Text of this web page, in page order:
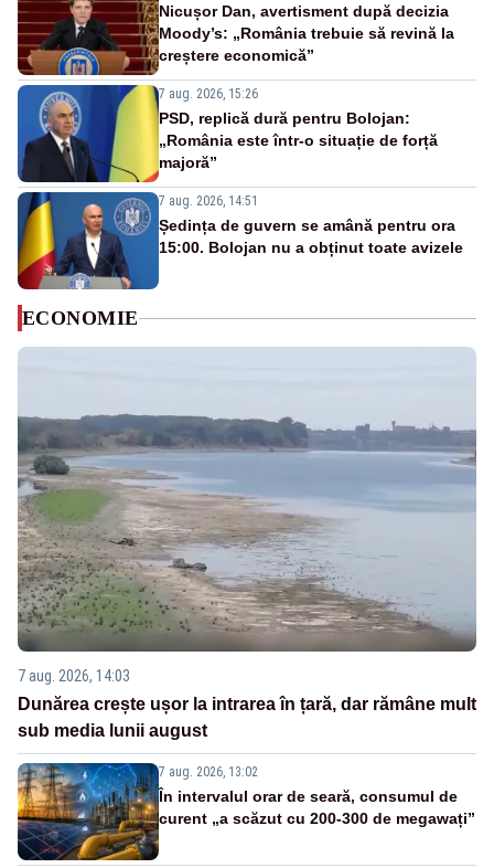
Nicușor Dan, avertisment după decizia
Moody’s: „România trebuie să revină la
creștere economică”
7 aug. 2026, 15:26
PSD, replică dură pentru Bolojan:
„România este într-o situație de forță
majoră”
7 aug. 2026, 14:51
Ședința de guvern se amână pentru ora
15:00. Bolojan nu a obținut toate avizele
ECONOMIE
7 aug. 2026, 14:03
Dunărea crește ușor la intrarea în țară, dar rămâne mult
sub media lunii august
7 aug. 2026, 13:02
În intervalul orar de seară, consumul de
curent „a scăzut cu 200-300 de megawați”